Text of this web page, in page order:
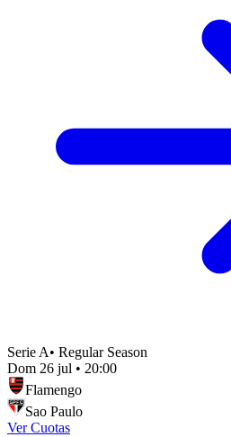
Serie A• Regular Season
Dom 26 jul • 20:00
Flamengo
Sao Paulo
Ver Cuotas